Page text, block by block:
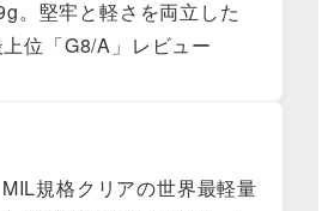
。堅牢と軽さを両立した
位「G8/A」レビュー
規格クリアの世界最軽量